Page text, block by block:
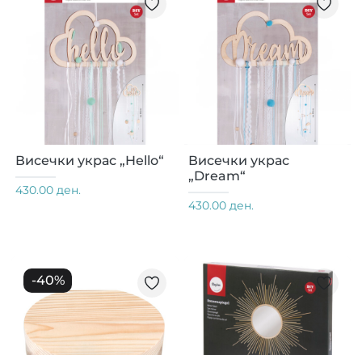
Висечки украс „Hello“
430.00 ден.
Висечки украс
„Dream“
430.00 ден.
-40%